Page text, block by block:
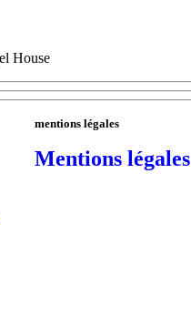
House
mentions légales
Mentions légales